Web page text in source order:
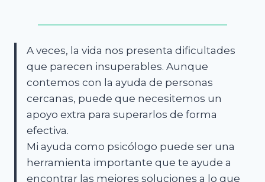
A veces, la vida nos presenta dificultades
que parecen insuperables. Aunque
contemos con la ayuda de personas
cercanas, puede que necesitemos un
apoyo extra para superarlos de forma
efectiva.
Mi ayuda como psicólogo puede ser una
herramienta importante que te ayude a
encontrar las mejores soluciones a lo que